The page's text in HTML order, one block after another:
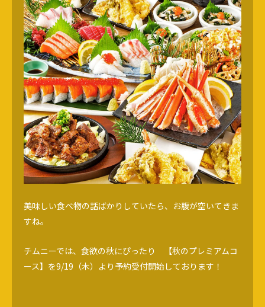
美味しい食べ物の話ばかりしていたら、お腹が空いてきま
すね。
チムニーでは、食欲の秋にぴったり 【秋のプレミアムコ
ース】を9/19（木）より予約受付開始しております！